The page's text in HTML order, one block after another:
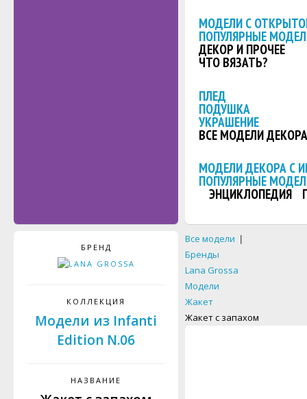
МОДЕЛИ С
ПОПУЛЯРНЫЕ
ДЕКОР И ПРОЧЕЕ
ЧТО ВЯЗАТЬ?
ПЛЕД
ПОДУШКА
УКРАШЕНИЕ
ВСЕ МОДЕЛИ ДЕКОРА
МОДЕЛИ ДЕКОРА С
ПОПУЛЯРНЫЕ
ЭНЦИКЛОПЕДИЯ
БРЕНД
КОЛЛЕКЦИЯ
Модели из Infanti
Edition N.06
НАЗВАНИЕ
Все модели |
Бренды
Lana Grossa
Модели
Жакет
Жакет с запахом